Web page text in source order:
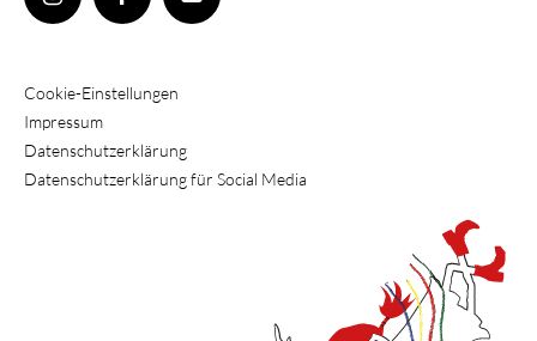
Cookie-Einstellungen
Impressum
Datenschutzerklärung
Datenschutzerklärung für Social Media